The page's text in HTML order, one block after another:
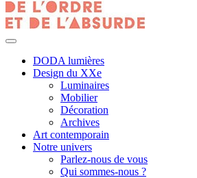
DODA lumières
Design du XXe
Luminaires
Mobilier
Décoration
Archives
Art contemporain
Notre univers
Parlez-nous de vous
Qui sommes-nous ?